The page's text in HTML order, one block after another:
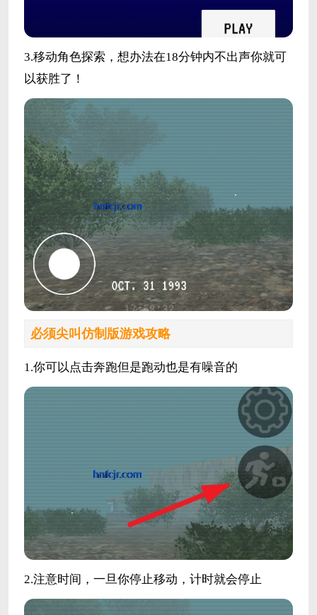
3.移动角色探索，想办法在18分钟内不出声你就可
以获胜了！
必须尖叫仿制版游戏攻略
1.你可以点击奔跑但是跑动也是有噪音的
2.注意时间，一旦你停止移动，计时就会停止